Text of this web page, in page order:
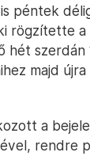
péntek
rögzítette
hét szerdán
majd
a
rendre